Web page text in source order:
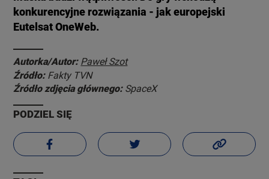
konkurencyjne rozwiązania - jak europejski
Eutelsat OneWeb.
Autorka/Autor: Paweł Szot
Źródło: Fakty TVN
Źródło zdjęcia głównego: SpaceX
PODZIEL SIĘ